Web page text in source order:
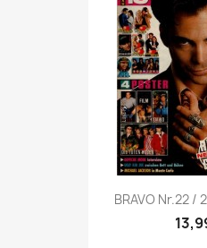

BRAVO Nr.22 /